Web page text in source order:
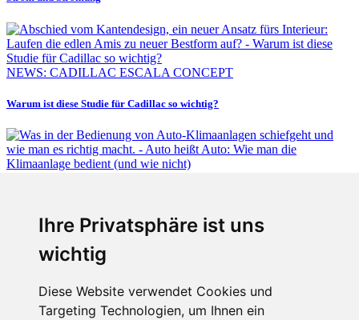
Ihre Privatsphäre ist uns
wichtig
Diese Website verwendet Cookies und
Targeting Technologien, um Ihnen ein
NEWS: CADILLAC ESCALA CONCEPT
Warum ist diese Studie für Cadillac so wichtig?
Auto heißt Auto: Wie man die Klimaanlage bedient (und wie nicht)
Fabian Steiner